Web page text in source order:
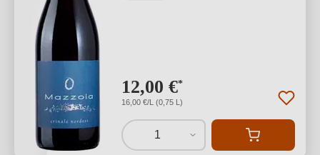
12,00 €*
16,00 €/L (0,75 L)
1